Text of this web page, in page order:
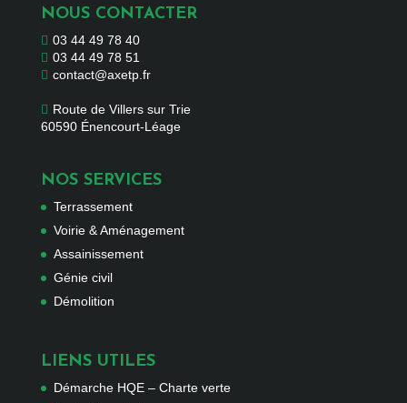
NOUS CONTACTER
 03 44 49 78 40
03 44 49 78 51
contact@axetp.fr
Route de Villers sur Trie
60590 Énencourt-Léage
NOS SERVICES
Terrassement
Voirie & Aménagement
Assainissement
Génie civil
Démolition
LIENS UTILES
Démarche HQE – Charte verte